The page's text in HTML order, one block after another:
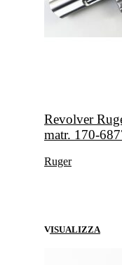
Revolver
matr. 170-
Ruger
VISUALIZZA